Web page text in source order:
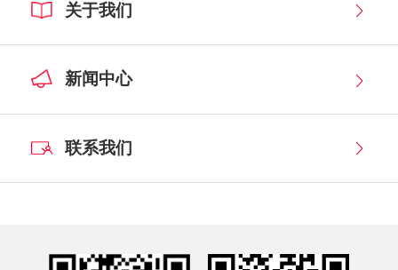
关于我们
新闻中心
联系我们